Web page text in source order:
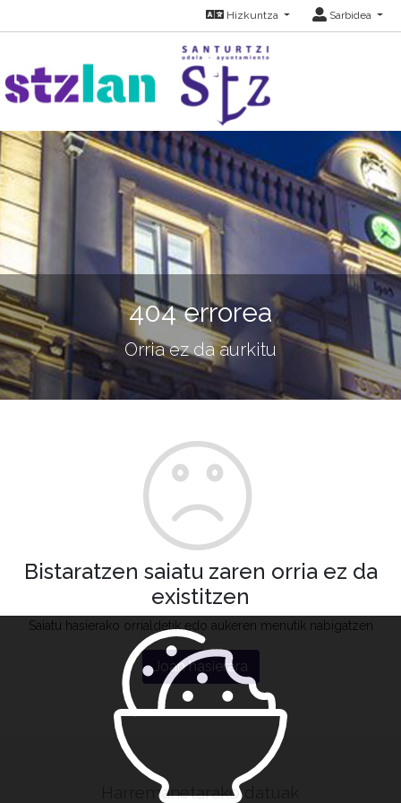
Hizkuntza Sarbidea
404 errorea
Orria ez da aurkitu
Bistaratzen saiatu zaren orria ez da
existitzen
Saiatu hasierako orrialdetik edo aukeren menutik nabigatzen
Joan hasierara
Harremanetarako datuak